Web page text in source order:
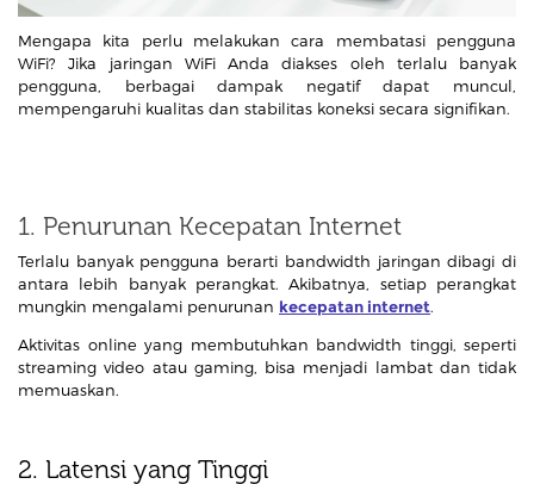
Mengapa kita perlu melakukan cara membatasi pengguna
WiFi? Jika jaringan WiFi Anda diakses oleh terlalu banyak
pengguna, berbagai dampak negatif dapat muncul,
mempengaruhi kualitas dan stabilitas koneksi secara signifikan.
1. Penurunan Kecepatan Internet
Terlalu banyak pengguna berarti bandwidth jaringan dibagi di
antara lebih banyak perangkat. Akibatnya, setiap perangkat
mungkin mengalami penurunan kecepatan internet.
Aktivitas online yang membutuhkan bandwidth tinggi, seperti
streaming video atau gaming, bisa menjadi lambat dan tidak
memuaskan.
2. Latensi yang Tinggi